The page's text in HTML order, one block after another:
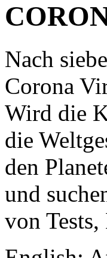
Nach
Corona
Wird die
die
den
und
von